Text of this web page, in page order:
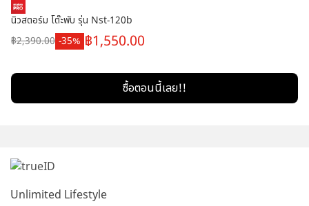
นิวสตอร์ม โต๊ะพับ รุ่น Nst-120b
2,390.00 35 1,550.00
ซื้อตอนนี้เลย!!
Unlimited Lifestyle